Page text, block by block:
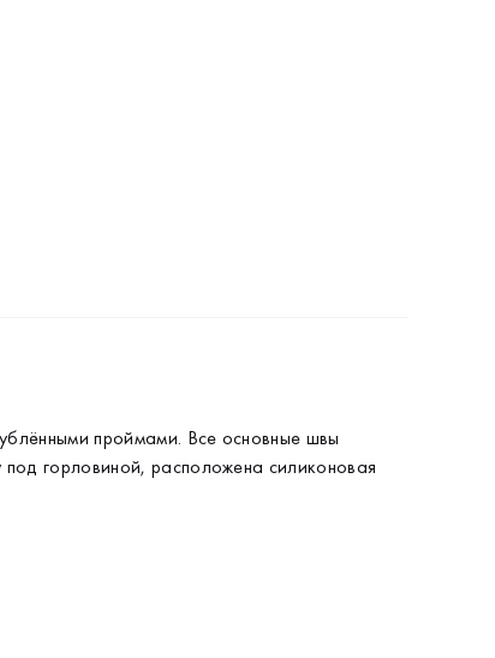
проймами. Все основные швы
горловиной, расположена силиконовая